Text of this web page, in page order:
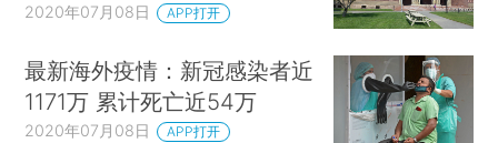
2020年07月08日 APP打开
最新海外疫情：新冠感染者近
1171万 累计死亡近54万
2020年07月08日 APP打开